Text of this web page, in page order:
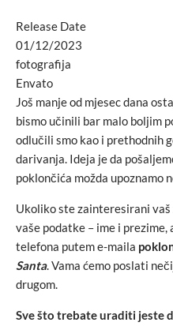
Release Date
01/12/2023
fotografija
Envato
Još manje od mjesec dana
bismo učinili bar malo boljim
odlučili smo kao i prethodnih
darivanja. Ideja je da
poklončića možda upoznamo
Ukoliko ste zainteresirani
vaše podatke – ime i
telefona putem e-maila
Santa. Vama ćemo poslati
drugom.
Sve što trebate uraditi jeste